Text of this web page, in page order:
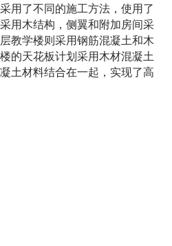
用了不同的施工方法，使用了
用木结构，侧翼和附加房间采
教学楼则采用钢筋混凝土和木
的天花板计划采用木材混凝土
土材料结合在一起，实现了高